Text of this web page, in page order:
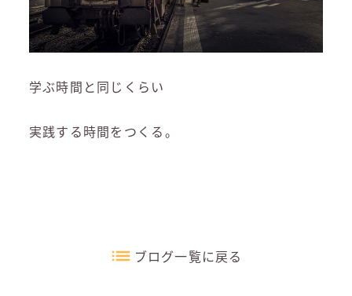
学ぶ時間と同じくらい
実践する時間をつくる。
ブログ一覧に戻る